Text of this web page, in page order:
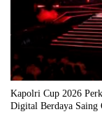
Kapolri Cup 2026
Digital Berdaya Saing